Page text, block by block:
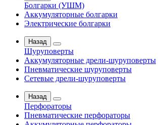
Болгарки (УШМ)
Аккумуляторные болгарки
Электрические болгарки
Назад
Шуруповерты
Аккумуляторные дрели-шуруповерты
Пневматические шуруповерты
Сетевые дрели-шуруповерты
Назад
Перфораторы
Пневматические перфораторы